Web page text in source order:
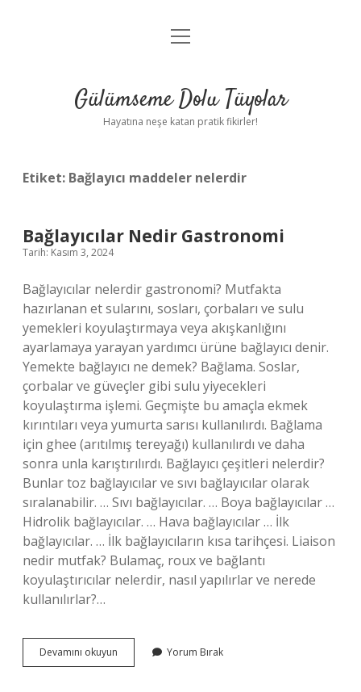
Anasayfa
Yasal Uyarı
menüyü
Gülümseme Dolu Tüyolar
Hayatına neşe katan pratik fikirler!
Etiket: Bağlayıcı maddeler nelerdir
Bağlayıcılar Nedir Gastronomi
Tarih: Kasım 3, 2024
Bağlayıcılar nelerdir gastronomi? Mutfakta
hazırlanan et sularını, sosları, çorbaları ve sulu
yemekleri koyulaştırmaya veya akışkanlığını
ayarlamaya yarayan yardımcı ürüne bağlayıcı denir.
Yemekte bağlayıcı ne demek? Bağlama. Soslar,
çorbalar ve güveçler gibi sulu yiyecekleri
koyulaştırma işlemi. Geçmişte bu amaçla ekmek
kırıntıları veya yumurta sarısı kullanılırdı. Bağlama
için ghee (arıtılmış tereyağı) kullanılırdı ve daha
sonra unla karıştırılırdı. Bağlayıcı çeşitleri nelerdir?
Bunlar toz bağlayıcılar ve sıvı bağlayıcılar olarak
sıralanabilir. … Sıvı bağlayıcılar. … Boya bağlayıcılar …
Hidrolik bağlayıcılar. … Hava bağlayıcılar … İlk
bağlayıcılar. … İlk bağlayıcıların kısa tarihçesi. Liaison
nedir mutfak? Bulamaç, roux ve bağlantı
koyulaştırıcılar nelerdir, nasıl yapılırlar ve nerede
kullanılırlar?…
Devamını okuyun Bağlayıcılar
Nedir
Yorum Bırak